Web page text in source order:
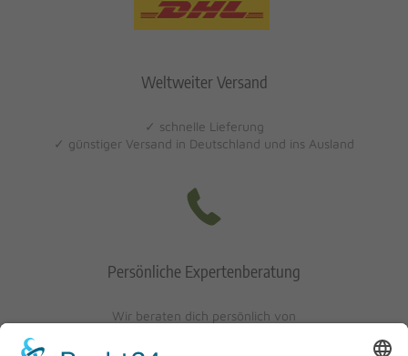
Weltweiter Versand
✓ schnelle Lieferung
✓ günstiger Versand in Deutschland und ins Ausland
Persönliche Expertenberatung
Wir beraten dich persönlich von